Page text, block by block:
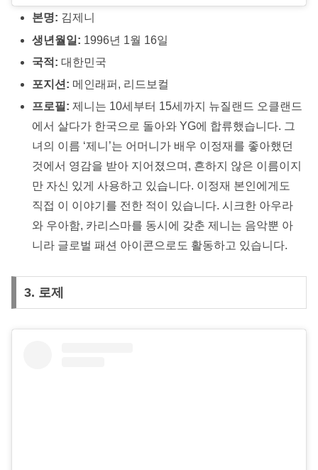
본명: 김제니
생년월일: 1996년 1월 16일
국적: 대한민국
포지션: 메인래퍼, 리드보컬
프로필: 제니는 10세부터 15세까지 뉴질랜드 오클랜드
에서 살다가 한국으로 돌아와 YG에 합류했습니다. 그
녀의 이름 ‘제니’는 어머니가 배우 이정재를 좋아했던
것에서 영감을 받아 지어졌으며, 흔하지 않은 이름이지
만 자신 있게 사용하고 있습니다. 이정재 본인에게도
직접 이 이야기를 전한 적이 있습니다. 시크한 아우라
와 우아함, 카리스마를 동시에 갖춘 제니는 음악뿐 아
니라 글로벌 패션 아이콘으로도 활동하고 있습니다.
3. 로제